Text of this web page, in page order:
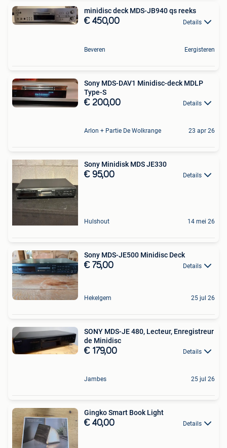
minidisc deck MDS-JB940 qs reeks
€ 450,00 Details
Beveren Eergisteren
Sony MDS-DAV1 Minidisc-deck MDLP
Type-S
€ 200,00 Details
Arlon + Partie De Wolkrange 23 apr 26
Sony Minidisk MDS JE330
€ 95,00 Details
Hulshout 14 mei 26
Sony MDS-JE500 Minidisc Deck
€ 75,00 Details
Hekelgem 25 jul 26
SONY MDS-JE 480, Lecteur, Enregistreur
de Minidisc
€ 179,00 Details
Jambes 25 jul 26
Gingko Smart Book Light
€ 40,00 Details